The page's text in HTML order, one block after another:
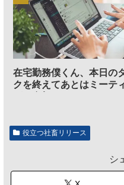
在宅勤務僕くん、本日の
クを終えてあとはミーテ
役立つ社畜リリース
シ